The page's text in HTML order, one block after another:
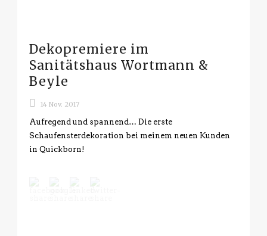
Dekopremiere im
Sanitätshaus Wortmann &
Beyle
14 Nov. 2017
Aufregend und spannend… Die erste
Schaufensterdekoration bei meinem neuen Kunden
in Quickborn!